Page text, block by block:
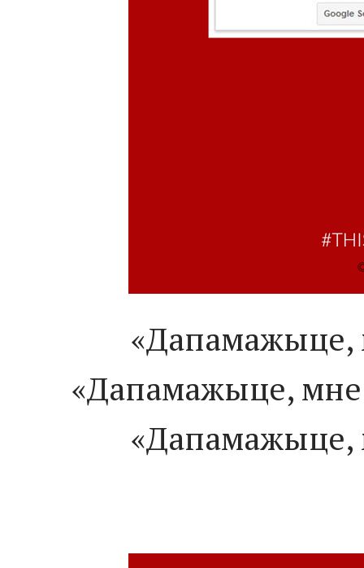
«Дапамажыце,
«Дапамажыце, мне
«Дапамажыце,